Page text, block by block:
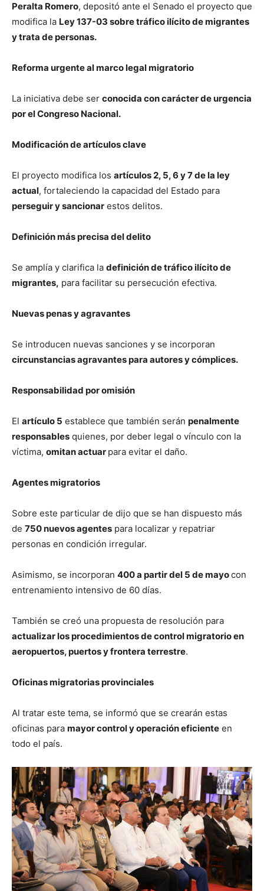
Peralta Romero, depositó ante el Senado el proyecto que
modifica la Ley 137-03 sobre tráfico ilícito de migrantes
y trata de personas.
Reforma urgente al marco legal migratorio
La iniciativa debe ser conocida con carácter de urgencia
por el Congreso Nacional.
Modificación de artículos clave
El proyecto modifica los artículos 2, 5, 6 y 7 de la ley
actual, fortaleciendo la capacidad del Estado para
perseguir y sancionar estos delitos.
Definición más precisa del delito
Se amplía y clarifica la definición de tráfico ilícito de
migrantes, para facilitar su persecución efectiva.
Nuevas penas y agravantes
Se introducen nuevas sanciones y se incorporan
circunstancias agravantes para autores y cómplices.
Responsabilidad por omisión
El artículo 5 establece que también serán penalmente
responsables quienes, por deber legal o vínculo con la
víctima, omitan actuar para evitar el daño.
Agentes migratorios
Sobre este particular de dijo que se han dispuesto más
de 750 nuevos agentes para localizar y repatriar
personas en condición irregular.
Asimismo, se incorporan 400 a partir del 5 de mayocon
entrenamiento intensivo de 60 días.
También se creó una propuesta de resolución para
actualizar los procedimientos de control migratorio en
aeropuertos, puertos y frontera terrestre.
Oficinas migratorias provinciales
Al tratar este tema, se informó que se crearán estas
oficinas para mayor control y operación eficiente en
todo el país.